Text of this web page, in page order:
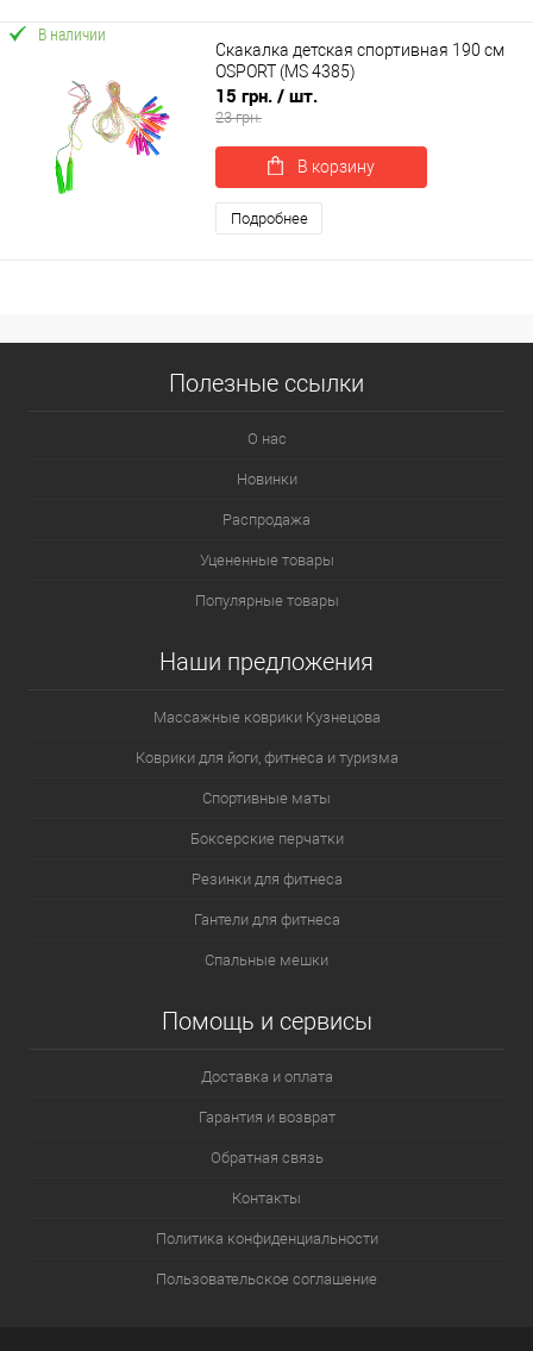
В наличии
Скакалка детская спортивная 190 см
OSPORT (MS 4385)
15 грн. / шт.
23 грн.
В корзину
Подробнее
Полезные ссылки
О нас
Новинки
Распродажа
Уцененные товары
Популярные товары
Наши предложения
Массажные коврики Кузнецова
Коврики для йоги, фитнеса и туризма
Спортивные маты
Боксерские перчатки
Резинки для фитнеса
Гантели для фитнеса
Спальные мешки
Помощь и сервисы
Доставка и оплата
Гарантия и возврат
Обратная связь
Контакты
Политика конфиденциальности
Пользовательское соглашение